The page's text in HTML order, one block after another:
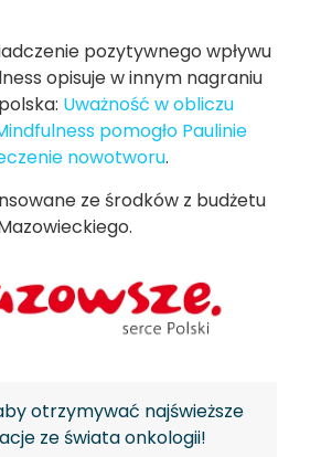
pozytywnego wpływu
opisuje w innym nagraniu
Uważność w obliczu
pomogło Paulinie
nowotworu.
ze środków z budżetu
otrzymywać najświeższe
ze świata onkologii!